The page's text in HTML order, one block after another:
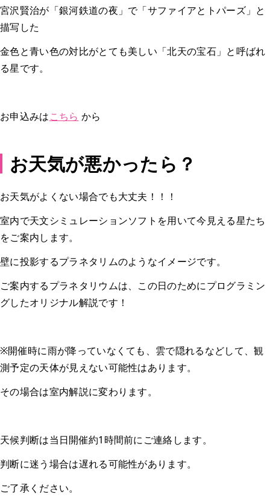
宮沢賢治が「銀河鉄道の夜」で「サファイアとトパーズ」と
描写した
金色と青い色の対比がとても美しい「北天の宝石」と呼ばれ
る星です。
お申込みはこちら から
お天気が悪かったら？
お天気がよくない場合でも大丈夫！！！
室内で天文シミュレーションソフトを用いて今見える星たち
をご案内します。
壁に投影するプラネタリムのようなイメージです。
ご案内するプラネタリウムは、この日のためにプログラミン
グしたオリジナル解説です！
※開催時に雨が降っていなくても、雲で隠れるなどして、観
測予定の天体が見えない可能性はあります。
その場合は室内解説に変わります。
天候判断は当日開催約1時間前にご連絡します。
判断に迷う場合は遅れる可能性があります。
ご了承ください。